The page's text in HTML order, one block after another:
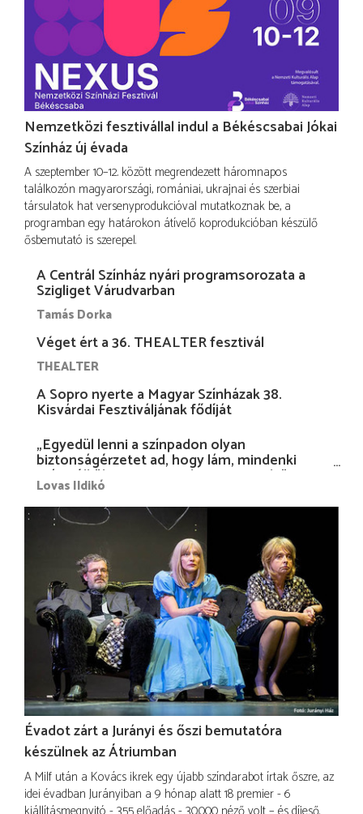
Nemzetközi fesztivállal indul a Békéscsabai Jókai
Színház új évada
A szeptember 10–12. között megrendezett háromnapos
találkozón magyarországi, romániai, ukrajnai és szerbiai
társulatok hat versenyprodukcióval mutatkoznak be, a
programban egy határokon átívelő koprodukcióban készülő
ősbemutató is szerepel.
A Centrál Színház nyári programsorozata a
Szigliget Várudvarban
Tamás Dorka
Véget ért a 36. THEALTER fesztivál
THEALTER
A Sopro nyerte a Magyar Színházak 38.
Kisvárdai Fesztiváljának fődíját
„Egyedül lenni a színpadon olyan
biztonságérzetet ad, hogy lám, mindenki
más nélkül is megvagyok magammal…”
Lovas Ildikó
Évadot zárt a Jurányi és őszi bemutatóra
készülnek az Átriumban
A Milf után a Kovács ikrek egy újabb színdarabot írtak őszre, az
idei évadban Jurányiban a 9 hónap alatt 18 premier - 6